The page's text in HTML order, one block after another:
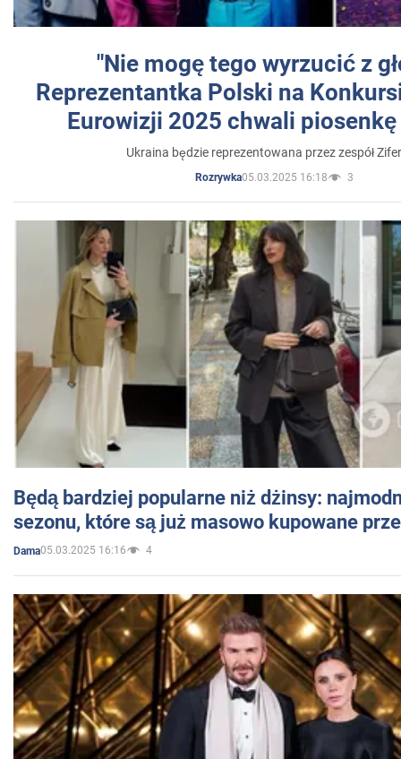
"Nie mogę tego wyrzucić z
Reprezentantka Polski na
Eurowizji 2025 chwali
Ukraina będzie reprezentowana przez zespół
Rozrywka05.03.2025 16:18 3
Będą bardziej popularne niż dżinsy:
sezonu, które są już masowo kupowane
Dama05.03.2025 16:16 4